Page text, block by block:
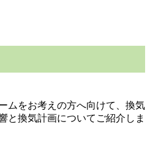
ムをお考えの方へ向けて、換気
と換気計画についてご紹介しま